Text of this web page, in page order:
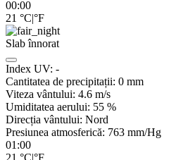
00:00
21 °C|°F
Slab înnorat
Index UV: -
Cantitatea de precipitații: 0 mm
Viteza vântului: 4.6 m/s
Umiditatea aerului: 55 %
Direcția vântului: Nord
Presiunea atmosferică: 763 mm/Hg
01:00